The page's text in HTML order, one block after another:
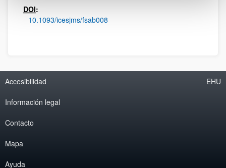
DOI:
10.1093/icesjms/fsab008
Accesibilidad
Información legal
Contacto
Mapa
Ayuda
EHU